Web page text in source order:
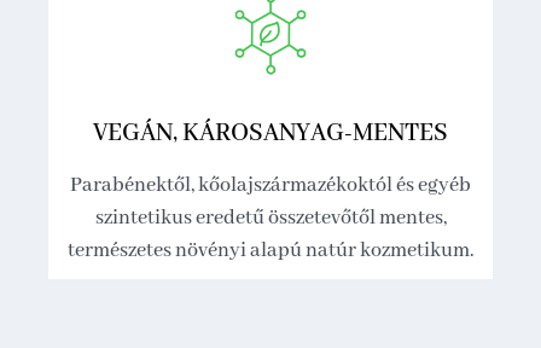
VEGÁN, KÁROSANYAG-MENTES
Parabénektől, kőolajszármazékoktól és egyéb
szintetikus eredetű összetevőtől mentes,
természetes növényi alapú natúr kozmetikum.